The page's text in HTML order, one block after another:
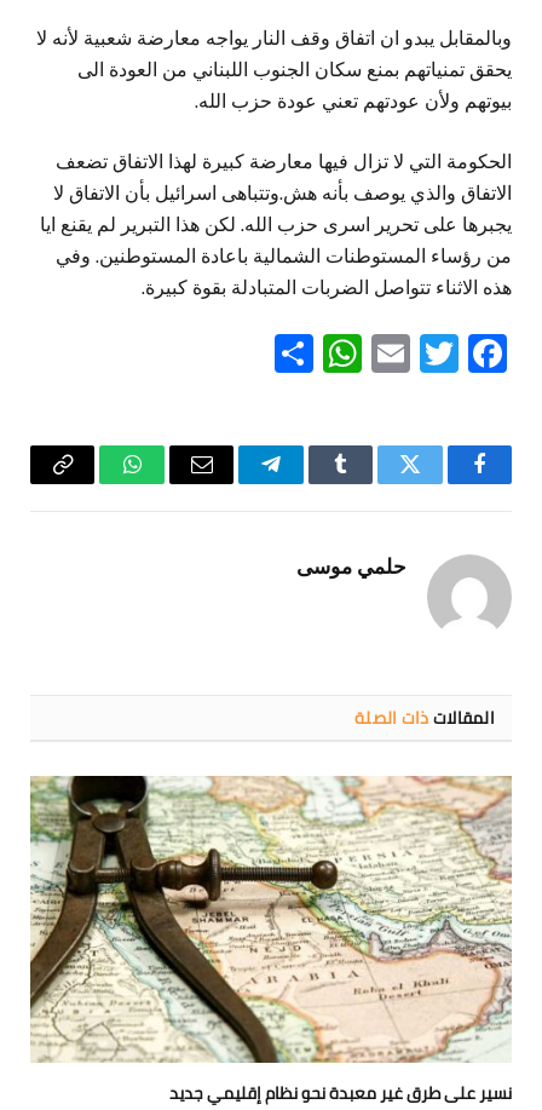
وبالمقابل يبدو ان اتفاق وقف النار يواجه معارضة شعبية لأنه لا
يحقق تمنياتهم بمنع سكان الجنوب اللبناني من العودة الى
بيوتهم ولأن عودتهم تعني عودة حزب الله.
الحكومة التي لا تزال فيها معارضة كبيرة لهذا الاتفاق تضعف
الاتفاق والذي يوصف بأنه هش.وتتباهى اسرائيل بأن الاتفاق لا
يجبرها على تحرير اسرى حزب الله. لكن هذا التبرير لم يقنع ايا
من رؤساء المستوطنات الشمالية باعادة المستوطنين. وفي
هذه الاثناء تتواصل الضربات المتبادلة بقوة كبيرة.
Facebook
Twitter
Email
WhatsApp
فيسبوكتويتر Tumblr تيلقرام البريد
واتسابCopy
حلمي موسى
المقالاتذات الصلة
نسير على طرق غير معبدة نحو نظام إقليمي جديد